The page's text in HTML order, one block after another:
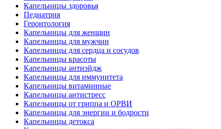
Капельницы здоровья
Педиатрия
Геронтология
Капельницы для женщин
Капельницы для мужчин
Капельницы для сердца и сосудов
Капельницы красоты
Капельницы антиэйдж
Капельницы для иммунитета
Капельницы витаминные
Капельницы антистресс
Капельницы от гриппа и ОРВИ
Капельницы для энергии и бодрости
Капельницы детокса